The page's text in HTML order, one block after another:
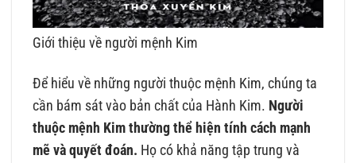
Giới thiệu về người mệnh Kim
Để hiểu về những người thuộc mệnh Kim, chúng ta
cần bám sát vào bản chất của Hành Kim. Người
thuộc mệnh Kim thường thể hiện tính cách mạnh
mẽ và quyết đoán. Họ có khả năng tập trung và